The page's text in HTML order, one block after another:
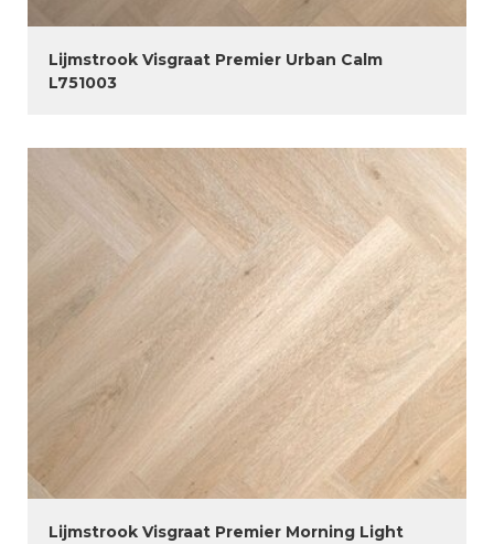
Lijmstrook Visgraat Premier Urban Calm
L751003
Lijmstrook Visgraat Premier Morning Light